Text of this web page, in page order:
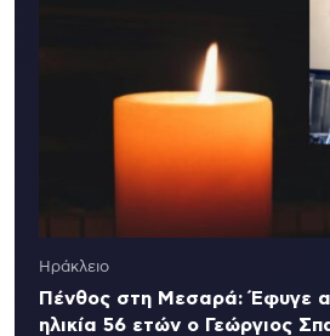
Ηράκλειο
Πένθος στη Μεσαρά: Έφυγε
ηλικία 56 ετών ο Γεώργιος